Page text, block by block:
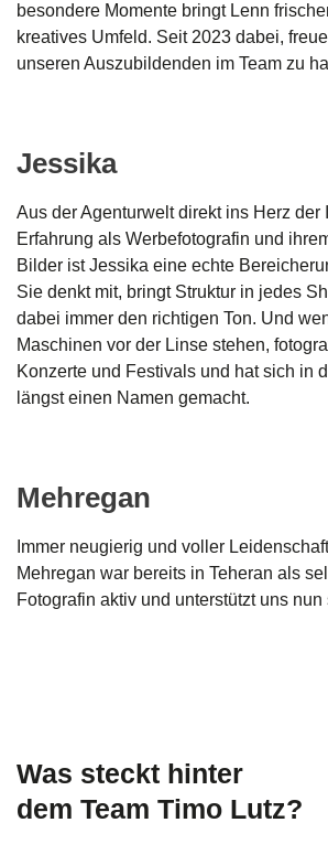
besondere Momente bringt Lenn
kreatives Umfeld. Seit 2023 dabei,
unseren Auszubildenden im Team zu
Jessika
Aus der Agenturwelt direkt ins Herz der
Erfahrung als Werbefotografin und
Bilder ist Jessika eine echte
Sie denkt mit, bringt Struktur in jedes
dabei immer den richtigen Ton. Und
Maschinen vor der Linse stehen,
Konzerte und Festivals und hat sich in
längst einen Namen gemacht.
Mehregan
Immer neugierig und voller
Mehregan war bereits in Teheran als
Fotografin aktiv und unterstützt uns
Was steckt hinter
dem Team Timo Lutz?